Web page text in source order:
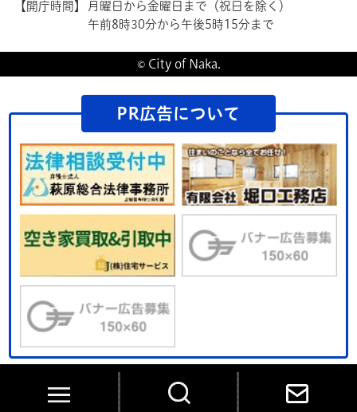
【開庁時間】
月曜日から金曜日まで（祝日を除く）
午前8時30分から午後5時15分まで
© City of Naka.
PR広告について